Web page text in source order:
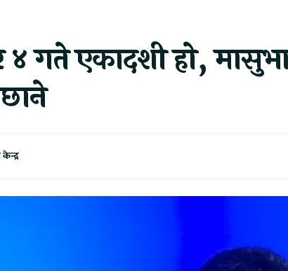
४ गते एकादशी हो,